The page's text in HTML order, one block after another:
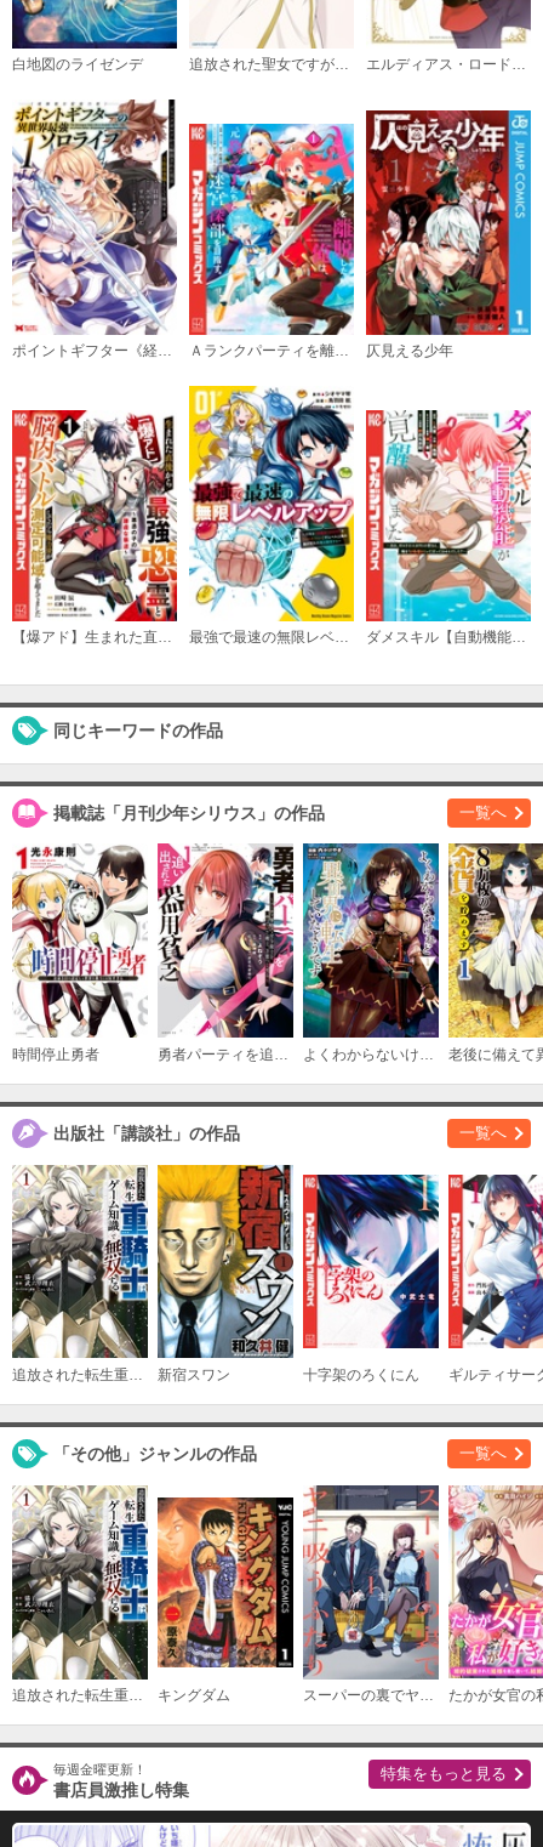
購入する
白地図のライゼンデ 追放された聖女ですが、実は国中から愛されすぎてて怖いんですけど！？ ～聖女イヴリンと愉快な（？）仲間たち～ エルディアス・ロード 女神にもらった絶対死なない究極スキルで七つのダンジョンを攻略する
ポイントギフター《経験値分配能力者》の異世界最強ソロライフ ～ブラックギルドから解放された男は万能最強職として無双する～（コミック） Ａランクパーティを離脱した俺は、元教え子たちと迷宮深部を目指す。 仄見える少年
同じキーワードの作品
掲載誌「月刊少年シリウス」の作品 一覧へ
時間停止勇者 勇者パーティを追い出された器用貧乏 ～パーティ事情で付与術士をやっていた剣士、万能へと至る～ よくわからないけれど異世界に転生していたようです
出版社「講談社」の作品 一覧へ
追放された転生重騎士はゲーム知識で無双する 新宿スワン 十字架のろくにん ギルティサー
「その他」ジャンルの作品 一覧へ
追放された転生重騎士はゲーム知識で無双する キングダム スーパーの裏でヤニ吸うふたり
毎週金曜更新！
書店員激推し特集
特集をもっと見る